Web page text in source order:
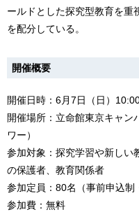
ールドとした探究型教育を重
を配分している。
開催概要
開催日時：6月7日（日）
開催場所：立命館東京キャン
ワー）
参加対象：探究学習や新しい
の保護者、教育関係者
参加定員：80名（事前申込制
参加費：無料